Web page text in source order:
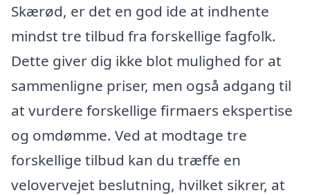
Skærød, er det en god ide at indhente
mindst tre tilbud fra forskellige fagfolk.
Dette giver dig ikke blot mulighed for at
sammenligne priser, men også adgang til
at vurdere forskellige firmaers ekspertise
og omdømme. Ved at modtage tre
forskellige tilbud kan du træffe en
velovervejet beslutning, hvilket sikrer, at